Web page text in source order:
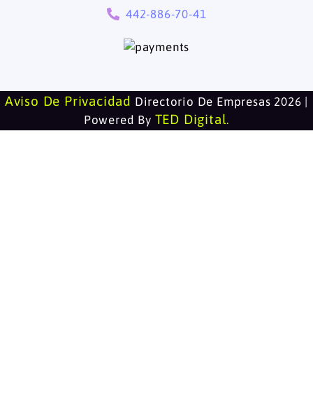
442-886-70-41
Aviso De Privacidad Directorio De Empresas 2026 |
Powered By TED Digital.